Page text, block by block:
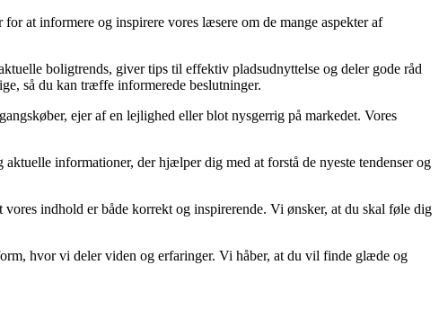
at informere og inspirere vores læsere om de mange aspekter af
boligtrends, giver tips til effektiv pladsudnyttelse og deler gode råd
så du kan træffe informerede beslutninger.
ejer af en lejlighed eller blot nysgerrig på markedet. Vores
informationer, der hjælper dig med at forstå de nyeste tendenser og
indhold er både korrekt og inspirerende. Vi ønsker, at du skal føle dig
hvor vi deler viden og erfaringer. Vi håber, at du vil finde glæde og